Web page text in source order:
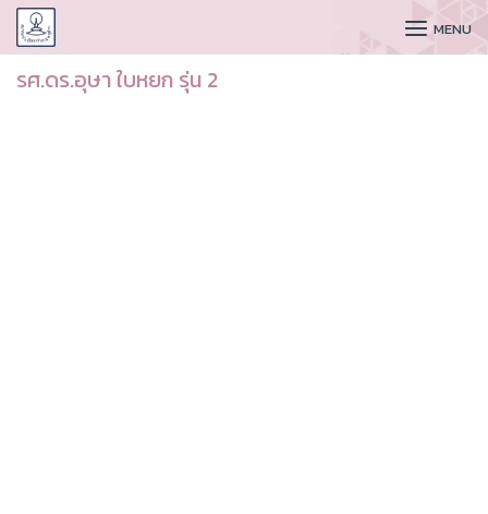
CUDAA MENU
รศ.ดร.อุษา ใบหยก รุ่น 2